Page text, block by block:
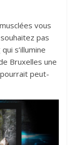
vous
pas
s’illumine
Bruxelles une
pourrait peut-